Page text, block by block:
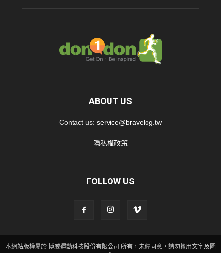
ABOUT US
Contact us: service@bravelog.tw
隱私權政策
FOLLOW US
本網站版權屬於 博威運動科技股份有限公司 所有，未經同意，請勿擅用文字及圖